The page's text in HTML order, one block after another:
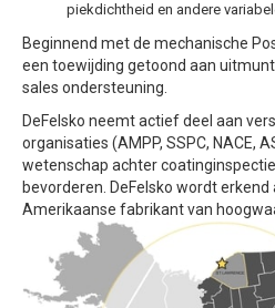
piekdichtheid en andere
Beginnend met de mechanische
een toewijding getoond aan
sales ondersteuning.
DeFelsko neemt actief deel aan
organisaties (AMPP, SSPC, NACE,
wetenschap achter
bevorderen. DeFelsko wordt
Amerikaanse fabrikant van